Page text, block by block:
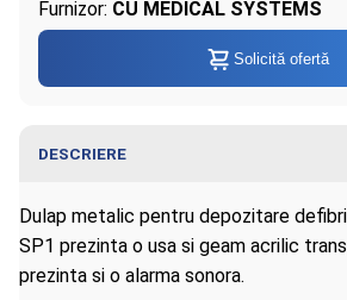
DESCRIERE
Dulap metalic pentru depozitare
SP1 prezinta o usa si geam acrilic
prezinta si o alarma sonora.
Furnizor: CU MEDICAL SYSTEMS
Solicită ofertă